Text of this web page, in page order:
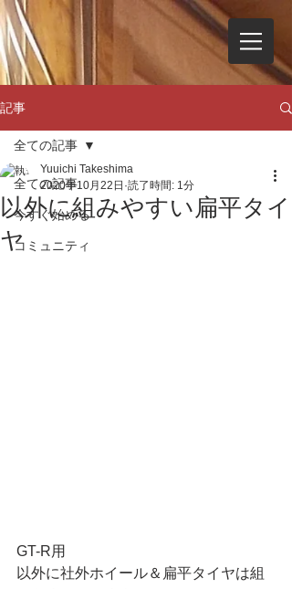
記事
全ての記事
今すぐ始める
コミュニティ
全ての記事
以外に組みやすい扁平タイ
ヤ
Yuuichi Takeshima
2020年10月22日 読了時間: 1分
GT-R用
以外に社外ホイール＆扁平タイヤは組